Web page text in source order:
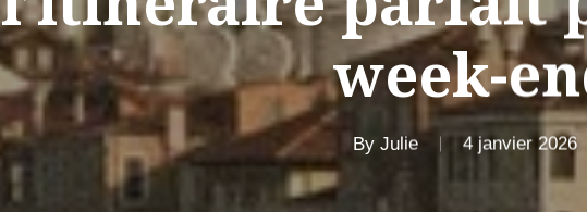
week-
By Julie 4 janvier 2026